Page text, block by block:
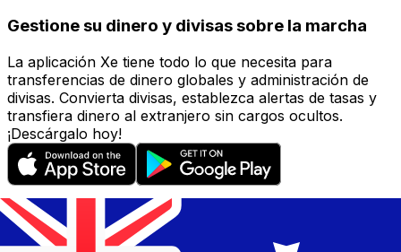
Gestione su dinero y divisas sobre la marcha
La aplicación Xe tiene todo lo que necesita para
transferencias de dinero globales y administración de
divisas. Convierta divisas, establezca alertas de tasas y
transfiera dinero al extranjero sin cargos ocultos.
¡Descárgalo hoy!